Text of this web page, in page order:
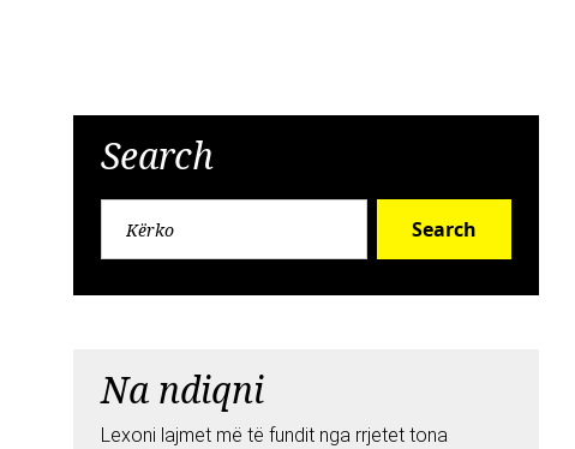
Search
Search
Na ndiqni
Lexoni lajmet më të fundit nga rrjetet tona